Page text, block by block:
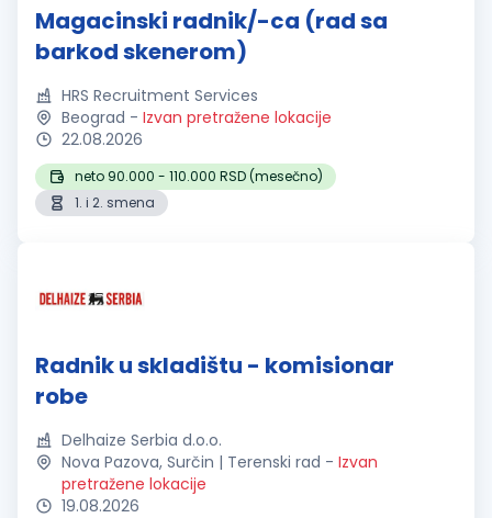
Magacinski radnik/-ca (rad sa
barkod skenerom)
HRS Recruitment Services
Beograd - Izvan pretražene lokacije
22.08.2026
neto 90.000 - 110.000 RSD (mesečno)
1. i 2. smena
Radnik u skladištu - komisionar
robe
Delhaize Serbia d.o.o.
Nova Pazova, Surčin | Terenski rad - Izvan
pretražene lokacije
19.08.2026